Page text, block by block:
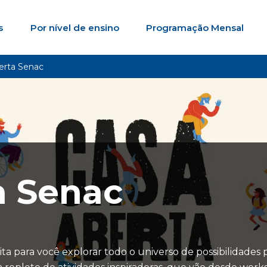
Por nível de ensino Programação Mensal
Senac
Senac
para você explorar todo o universo de possibilidades